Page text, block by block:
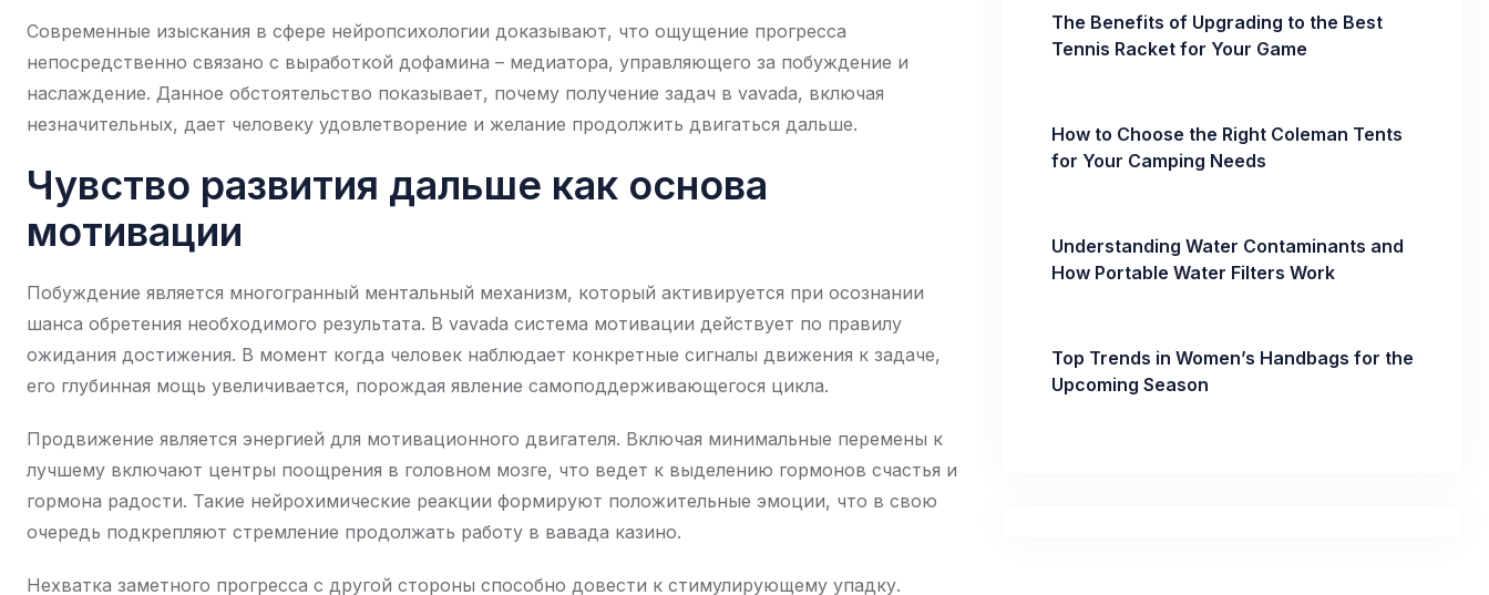
Современные изыскания в сфере нейропсихологии доказывают, что ощущение прогресса
непосредственно связано с выработкой дофамина – медиатора, управляющего за побуждение и
наслаждение. Данное обстоятельство показывает, почему получение задач в vavada, включая
незначительных, дает человеку удовлетворение и желание продолжить двигаться дальше.
Чувство развития дальше как основа
мотивации
Побуждение является многогранный ментальный механизм, который активируется при осознании
шанса обретения необходимого результата. В vavada система мотивации действует по правилу
ожидания достижения. В момент когда человек наблюдает конкретные сигналы движения к задаче,
его глубинная мощь увеличивается, порождая явление самоподдерживающегося цикла.
Продвижение является энергией для мотивационного двигателя. Включая минимальные перемены к
лучшему включают центры поощрения в головном мозге, что ведет к выделению гормонов счастья и
гормона радости. Такие нейрохимические реакции формируют положительные эмоции, что в свою
очередь подкрепляют стремление продолжать работу в вавада казино.
Нехватка заметного прогресса с другой стороны способно довести к стимулирующему упадку.
The Benefits of Upgrading to the Best
Tennis Racket for Your Game
How to Choose the Right Coleman Tents
for Your Camping Needs
Understanding Water Contaminants and
How Portable Water Filters Work
Top Trends in Women’s Handbags for the
Upcoming Season